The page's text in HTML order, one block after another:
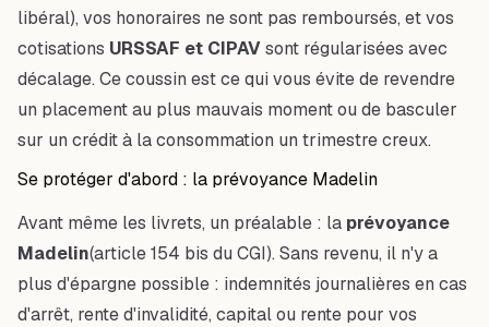
libéral), vos honoraires ne sont pas remboursés, et vos
cotisations URSSAF et CIPAVsont régularisées avec
décalage. Ce coussin est ce qui vous évite de revendre
un placement au plus mauvais moment ou de basculer
sur un crédit à la consommation un trimestre creux.
Se protéger d'abord : la prévoyance Madelin
Avant même les livrets, un préalable : la prévoyance
Madelin(article 154 bis du CGI). Sans revenu, il n'y a
plus d'épargne possible : indemnités journalières en cas
d'arrêt, rente d'invalidité, capital ou rente pour vos